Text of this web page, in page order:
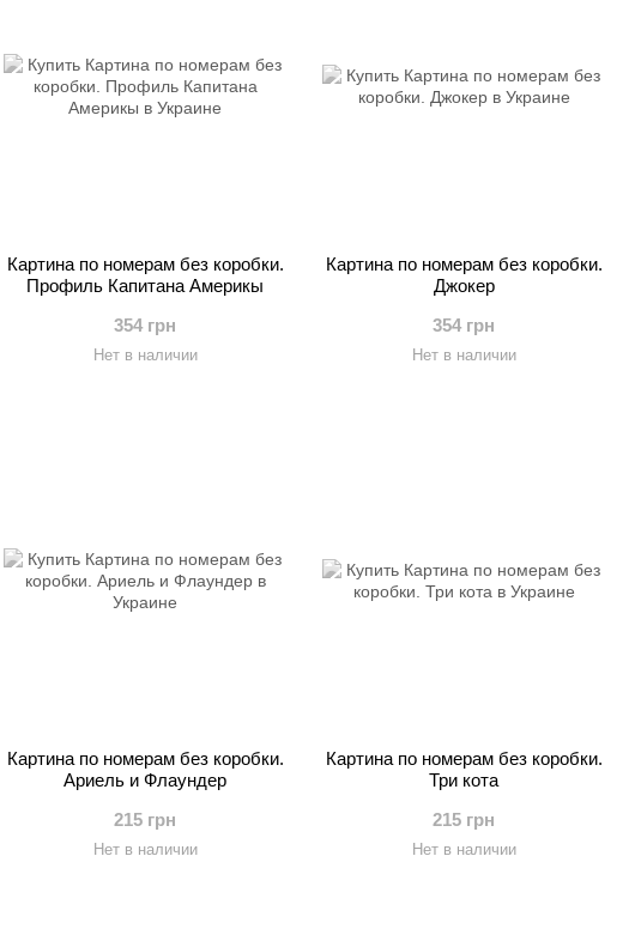
Картина по номерам без коробки.
Профиль Капитана Америкы
354 грн
Нет в наличии
Картина по номерам без коробки.
Джокер
354 грн
Нет в наличии
Картина по номерам без коробки.
Ариель и Флаундер
215 грн
Нет в наличии
Картина по номерам без коробки.
Три кота
215 грн
Нет в наличии